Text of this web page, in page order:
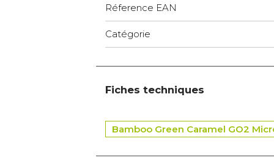
Réference EAN
Catégorie
Fiches techniques
Bamboo Green Caramel GO2